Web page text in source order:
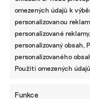
omezených údajů k
personalizovanou
personalizované
personalizovaný obsah,
personalizovaného
Použití omezených
Funkce